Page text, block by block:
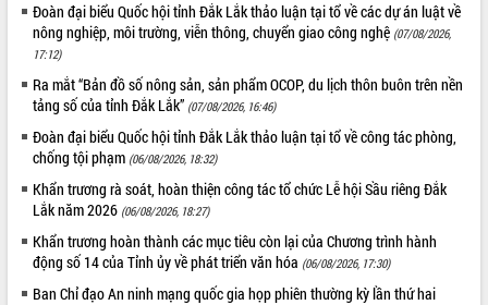
cải cách hành chính tỉnh Đắk Lắk
Kết nối tour, đẩy mạnh chuyển đổi số
để phát triển du lịch Đắk Lắk
Khởi động Dự án Đầu tư xây dựng hạ
tầng kỹ thuật Cụm công nghiệp Tân
Tiến
Gặp mặt các cơ quan báo chí nhân Kỷ
niệm 101 năm Ngày Báo chí Cách
mạng Việt Nam
Đắk Lắk sơ kết 4 năm triển khai thực
hiện Đề án 06 của Chính phủ
Họp báo thông tin về Hội nghị Công bố
Đoàn đại biểu Quốc hội tỉnh Đắk Lắk thảo luận tại tổ về các dự án luật về
nông nghiệp, môi trường, viễn thông, chuyển giao công nghệ (07/08/2026,
17:12)
Ra mắt “Bản đồ số nông sản, sản phẩm OCOP, du lịch thôn buôn trên nền
tảng số của tỉnh Đắk Lắk” (07/08/2026, 16:46)
Đoàn đại biểu Quốc hội tỉnh Đắk Lắk thảo luận tại tổ về công tác phòng,
chống tội phạm (06/08/2026, 18:32)
Khẩn trương rà soát, hoàn thiện công tác tổ chức Lễ hội Sầu riêng Đắk
Lắk năm 2026 (06/08/2026, 18:27)
Khẩn trương hoàn thành các mục tiêu còn lại của Chương trình hành
động số 14 của Tỉnh ủy về phát triển văn hóa (06/08/2026, 17:30)
Ban Chỉ đạo An ninh mạng quốc gia họp phiên thường kỳ lần thứ hai